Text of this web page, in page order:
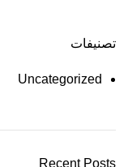
تصنيفات
Uncategorized
Recent Posts